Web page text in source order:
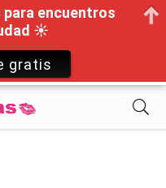
encuentros
☀
gratis